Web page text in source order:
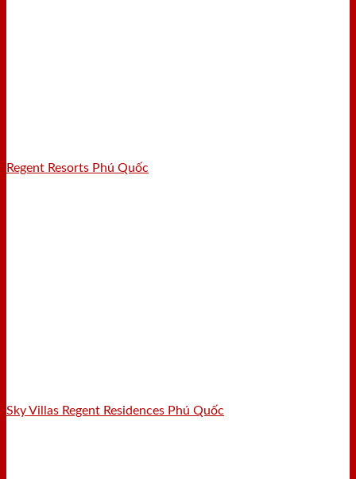
Regent Resorts Phú Quốc
Sky Villas Regent Residences Phú Quốc